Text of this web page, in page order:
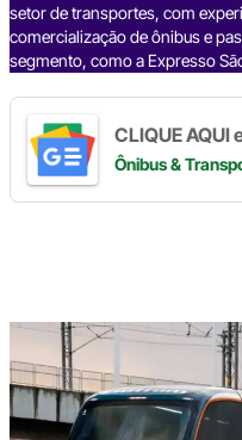
setor de transportes, com
comercialização de ônibus e
segmento, como a Expresso
CLIQUE AQUI
Ônibus &
Digite
aqui
o
seu
e-